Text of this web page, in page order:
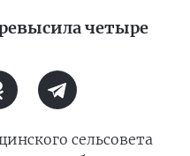
четыре
сельсовета